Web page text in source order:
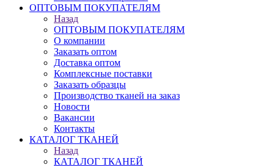
ОПТОВЫМ ПОКУПАТЕЛЯМ
Назад
ОПТОВЫМ ПОКУПАТЕЛЯМ
О компании
Заказать оптом
Доставка оптом
Комплексные поставки
Заказать образцы
Производство тканей на заказ
Новости
Вакансии
Контакты
КАТАЛОГ ТКАНЕЙ
Назад
КАТАЛОГ ТКАНЕЙ